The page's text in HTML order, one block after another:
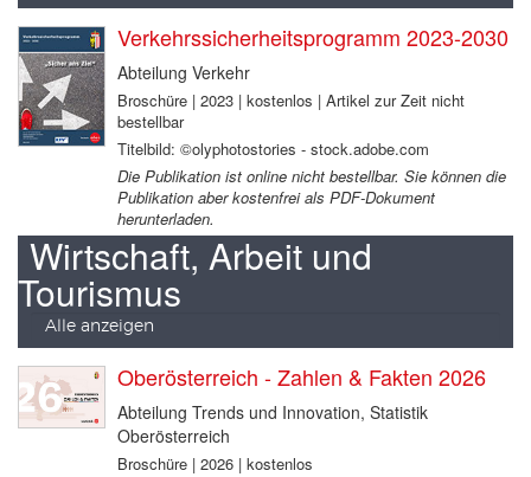
Verkehrssicherheitsprogramm 2023-2030
Abteilung Verkehr
Broschüre | 2023 | kostenlos | Artikel zur Zeit nicht
bestellbar
Titelbild: ©olyphotostories - stock.adobe.com
Die Publikation ist online nicht bestellbar. Sie können die
Publikation aber kostenfrei als PDF-Dokument
herunterladen.
Wirtschaft, Arbeit und
Tourismus
Alle anzeigen
Oberösterreich - Zahlen & Fakten 2026
Abteilung Trends und Innovation, Statistik
Oberösterreich
Broschüre | 2026 | kostenlos